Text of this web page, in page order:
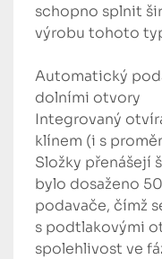
schopno splnit
výrobu tohoto
Automatický
dolními otvory
Integrovaný
klínem (i s
Složky přenášejí
bylo dosaženo
podavače, čímž
s podtlakovými
spolehlivost ve